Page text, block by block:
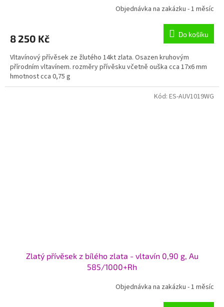
Objednávka na zakázku - 1 měsíc
8 250 Kč Do košíku
Vltavínový přívěsek ze žlutého 14kt zlata. Osazen kruhovým
přírodním vltavínem. rozměry přívěsku včetně ouška cca 17x6 mm
hmotnost cca 0,75 g
Zlatý přívěsek z bílého zlata - vltavín 0,90 g, Au
585/1000+Rh
Objednávka na zakázku - 1 měsíc
Kód: ES-AUV1019WG